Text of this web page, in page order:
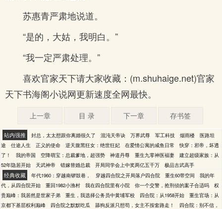
苏惠青严肃地说道。
“是的，大姑，我明白。”
“我一定严肃处理。”
喜欢官家天下请大家收藏：(m.shuhaige.net)官家
天下书海阁小说网更新速度全网最快。
上一章 目 录 下一章 存书签
站内强推 封总，太太想跟你离婚很久了 混沌天帝诀 万界武尊 军工科技 烟雨楼
医路坦
途
仕途人生 正义的使命 逆天腹黑狂女：绝世狂妃 在爱情公寓的咸鱼日常
快穿：邪帝，坏透
了！
我的帝国 空降萌宝：总裁爹地，超强势 神道丹尊 重生九零神医福妻
建立超级家族：从
52年隐居开始
天武神帝 错嫁替婚总裁 开局同学会上中奖两亿五千万 极品古武高手
经典收藏 年代1960：穿越南锣鼓巷， 穿越四合院之开局落户四合院 重生60带空间
我的年
代，从四合院开始
重回1982小渔村 我在四合院里有小院 你一个交警，抢刑侦的案子合适吗
权
贵巅峰：我居然是世家子弟
重生，我选择公务员中黄埔军校 四合院：从1958开始
重生官场：从
京都下基层权利巅峰
四合院之默默吃瓜 舔狗反派只想苟，女主不按套路走！
四合院：别不信，